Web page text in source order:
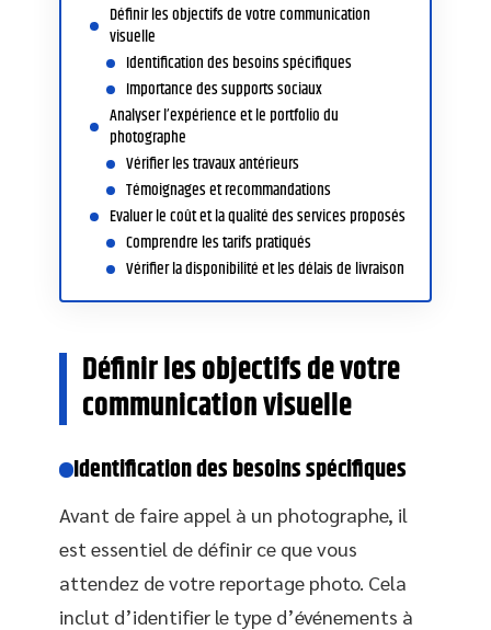
Définir les objectifs de votre communication
visuelle
Identification des besoins spécifiques
Importance des supports sociaux
Analyser l’expérience et le portfolio du
photographe
Vérifier les travaux antérieurs
Témoignages et recommandations
Evaluer le coût et la qualité des services proposés
Comprendre les tarifs pratiqués
Vérifier la disponibilité et les délais de livraison
Définir les objectifs de votre
communication visuelle
Identification des besoins spécifiques
Avant de faire appel à un photographe, il
est essentiel de définir ce que vous
attendez de votre reportage photo. Cela
inclut d’identifier le type d’événements à